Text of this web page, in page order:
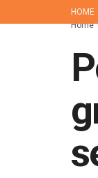
HOME
Home